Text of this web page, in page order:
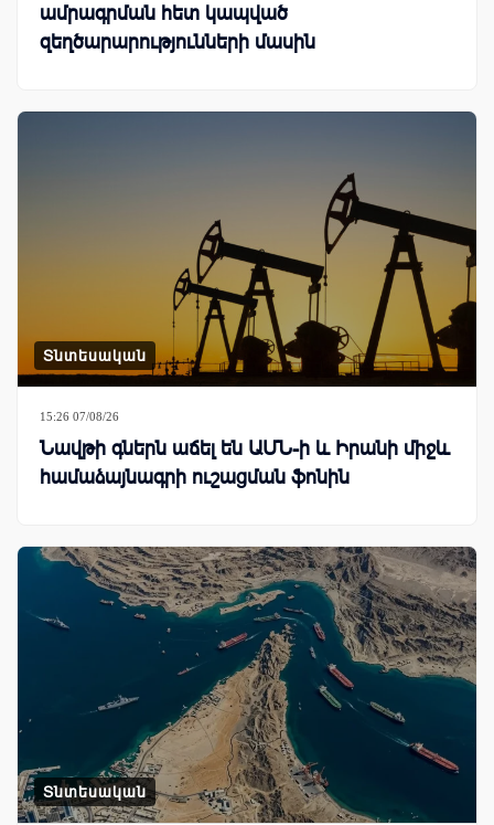
ամրագրման հետ կապված
զեղծարարությունների մասին
Տնտեսական
15:26 07/08/26
Նավթի գներն աճել են ԱՄՆ-ի և Իրանի միջև
համաձայնագրի ուշացման ֆոնին
Տնտեսական